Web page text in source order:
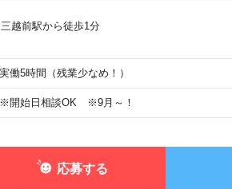
三越前駅から徒歩1分
働5時間（残業少なめ！）
開始日相談OK ※9月～！
応募する